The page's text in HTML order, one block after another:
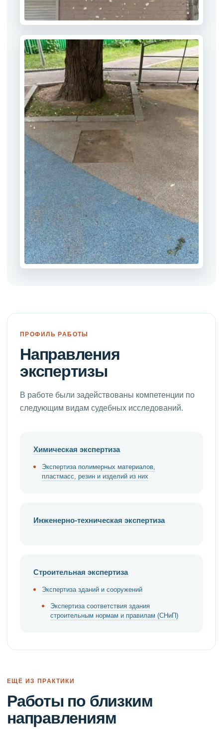
ПРОФИЛЬ РАБОТЫ
Направления
экспертизы
В работе были задействованы компетенции по
следующим видам судебных исследований.
Химическая экспертиза
Экспертиза полимерных материалов,
пластмасс, резин и изделий из них
Инженерно-техническая экспертиза
Строительная экспертиза
Экспертиза зданий и сооружений
Экспертиза соответствия здания
строительным нормам и правилам (СНиП)
ЕЩЁ ИЗ ПРАКТИКИ
Работы по близким
направлениям